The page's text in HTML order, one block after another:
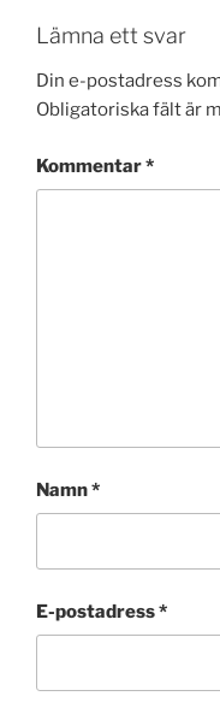
Lämna ett svar
Din e-postadress
Obligatoriska fält är
Kommentar*
Namn*
E-postadress*